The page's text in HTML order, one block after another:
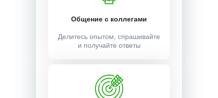
Общение с коллегами
Делитесь опытом, спрашивайте
и получайте ответы